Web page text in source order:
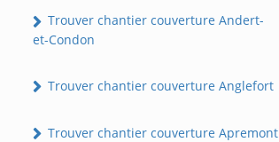
Trouver chantier couverture Andert-
et-Condon
Trouver chantier couverture Anglefort
Trouver chantier couverture Apremont